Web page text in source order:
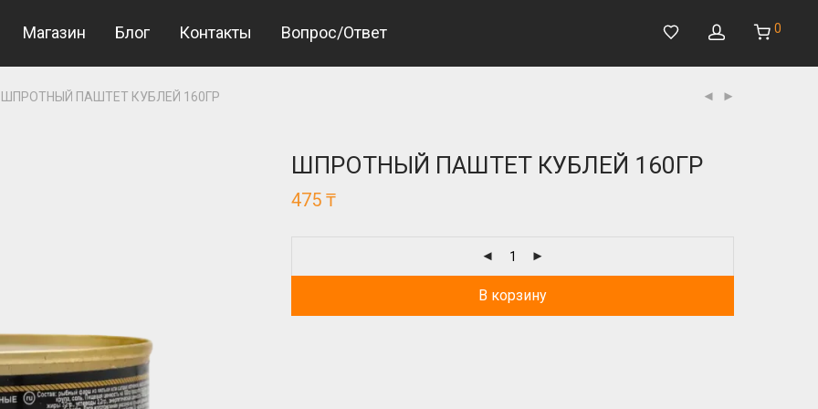
Магазин Блог Контакты Вопрос/Ответ 0
ШПРОТНЫЙ ПАШТЕТ КУБЛЕЙ 160ГР
ШПРОТНЫЙ ПАШТЕТ КУБЛЕЙ 160ГР
475 ₸
В корзину